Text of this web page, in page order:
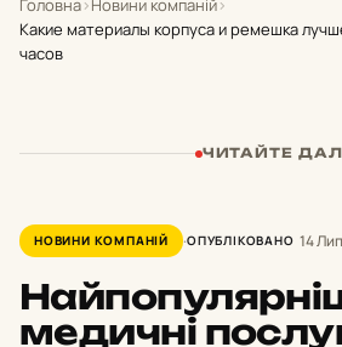
Головна›Новини компаній›
Какие материалы корпуса и ремешка
часов
ЧИТАЙТЕ
НОВИНИ КОМПАНІЙ ОПУБЛІКОВАНО 14
медичні